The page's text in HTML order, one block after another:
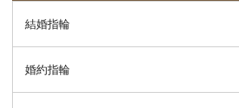
結婚指輪
婚約指輪